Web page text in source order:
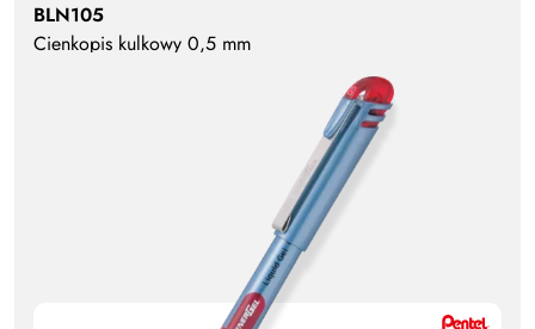
BLN105
Cienkopis kulkowy 0,5 mm